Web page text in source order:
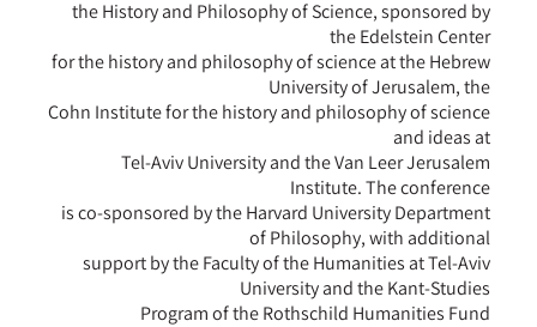
the History and Philosophy of Science, sponsored by
the Edelstein Center
for the history and philosophy of science at the Hebrew
University of Jerusalem, the
Cohn Institute for the history and philosophy of science
and ideas at
Tel-Aviv University and the Van Leer Jerusalem
Institute. The conference
is co-sponsored by the Harvard University Department
of Philosophy, with additional
support by the Faculty of the Humanities at Tel-Aviv
University and the Kant-Studies
Program of the Rothschild Humanities Fund